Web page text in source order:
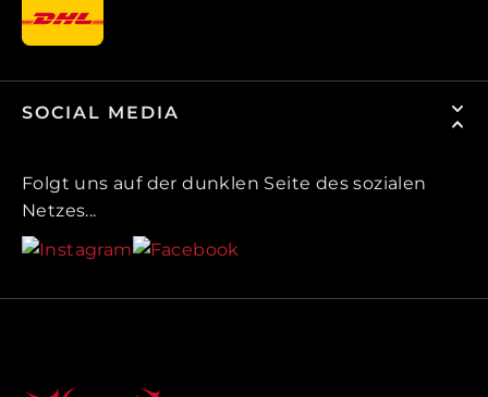
SOCIAL MEDIA
Folgt uns auf der dunklen Seite des sozialen
Netzes...